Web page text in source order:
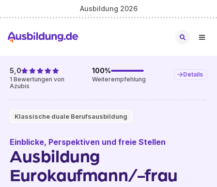
Ausbildung 2026
Klassische duale Berufsausbildung
5,0
1 Bewertungen von
Azubis
100%
Weiterempfehlung
Details
Einblicke, Perspektiven und freie Stellen
Ausbildung
Eurokaufmann/-frau